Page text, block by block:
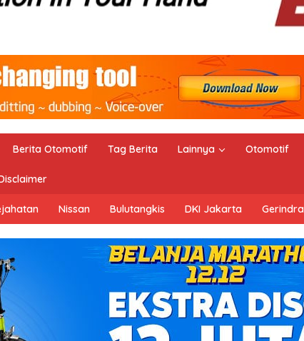
Berita Otomotif Tag Berita Lainnya Otomotif
Nissan Bulutangkis DKI Jakarta Gerindra